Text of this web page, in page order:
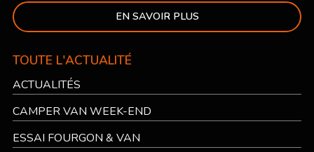
EN SAVOIR PLUS
TOUTE L'ACTUALITÉ
ACTUALITÉS
CAMPER VAN WEEK-END
ESSAI FOURGON & VAN